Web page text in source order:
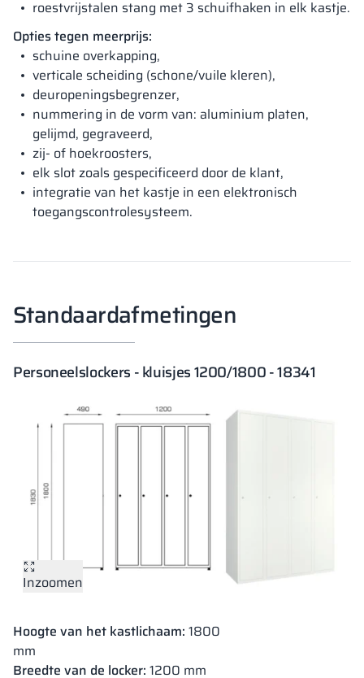
roestvrijstalen stang met 3 schuifhaken in elk kastje.
Opties tegen meerprijs:
schuine overkapping,
verticale scheiding (schone/vuile kleren),
deuropeningsbegrenzer,
nummering in de vorm van: aluminium platen,
gelijmd, gegraveerd,
zij- of hoekroosters,
elk slot zoals gespecificeerd door de klant,
integratie van het kastje in een elektronisch
toegangscontrolesysteem.
Standaardafmetingen
Personeelslockers - kluisjes 1200/1800 - 18341
Inzoomen
Hoogte van het kastlichaam: 1800
mm
Breedte van de locker: 1200 mm